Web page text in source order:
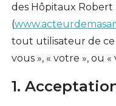
des Hôpitaux Robert
(
tout utilisateur de ce
vous », « votre », ou
1.